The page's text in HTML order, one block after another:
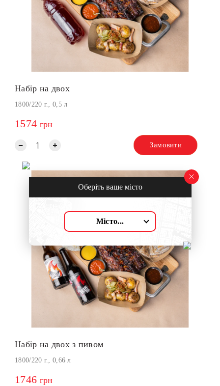
Набір на двох
1800/220 г., 0,5 л
1574 грн
Замовити
Набір на двох з пивом
1800/220 г., 0,66 л
1746 грн
Оберіть ваше місто
Місто...